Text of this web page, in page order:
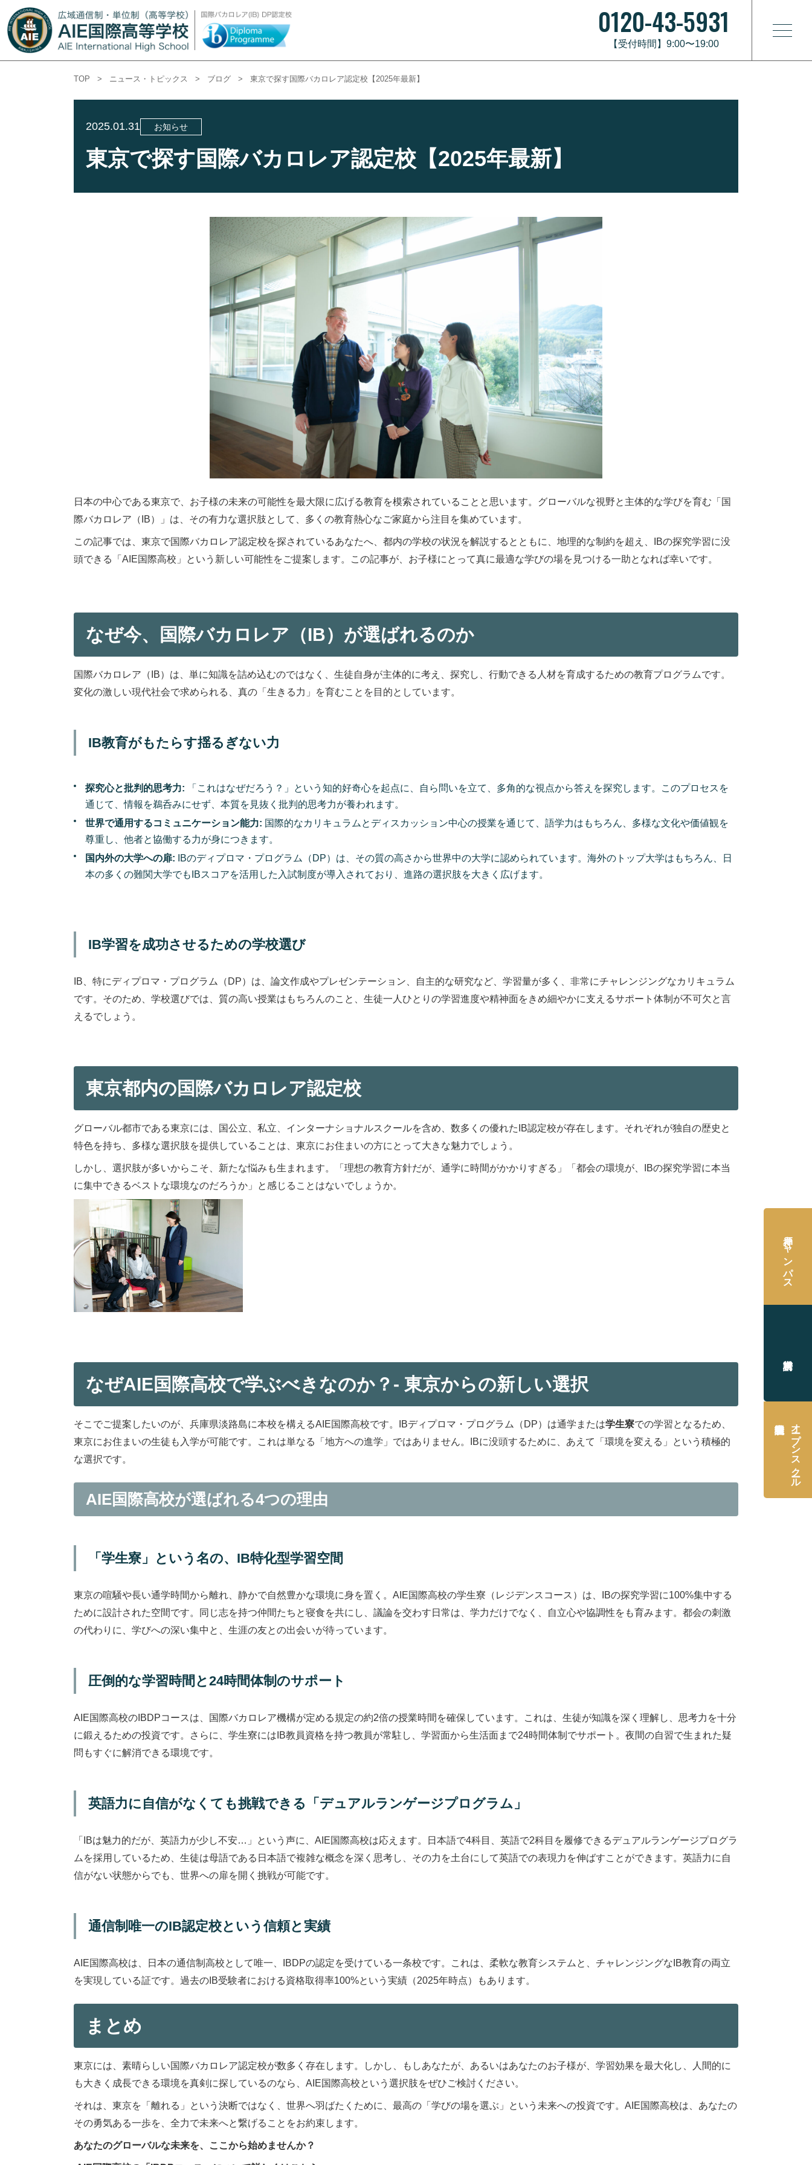
0120-43-5931
【受付時間】9:00〜19:00
TOP > ニュース・トピックス > ブログ > 東京で探す国際バカロレア認定校【2025年最新】
2025.01.31 お知らせ
東京で探す国際バカロレア認定校【2025年最新】
日本の中心である東京で、お子様の未来の可能性を最大限に広げる教育を模索されていることと思います。グローバルな視野と主体的な学びを育む「国
際バカロレア（IB）」は、その有力な選択肢として、多くの教育熱心なご家庭から注目を集めています。
この記事では、東京で国際バカロレア認定校を探されているあなたへ、都内の学校の状況を解説するとともに、地理的な制約を超え、IBの探究学習に没
頭できる「AIE国際高校」という新しい可能性をご提案します。この記事が、お子様にとって真に最適な学びの場を見つける一助となれば幸いです。
なぜ今、国際バカロレア（IB）が選ばれるのか
国際バカロレア（IB）は、単に知識を詰め込むのではなく、生徒自身が主体的に考え、探究し、行動できる人材を育成するための教育プログラムです。
変化の激しい現代社会で求められる、真の「生きる力」を育むことを目的としています。
IB教育がもたらす揺るぎない力
探究心と批判的思考力: 「これはなぜだろう？」という知的好奇心を起点に、自ら問いを立て、多角的な視点から答えを探究します。このプロセスを
通じて、情報を鵜呑みにせず、本質を見抜く批判的思考力が養われます。
世界で通用するコミュニケーション能力: 国際的なカリキュラムとディスカッション中心の授業を通じて、語学力はもちろん、多様な文化や価値観を
尊重し、他者と協働する力が身につきます。
国内外の大学への扉: IBのディプロマ・プログラム（DP）は、その質の高さから世界中の大学に認められています。海外のトップ大学はもちろん、日
本の多くの難関大学でもIBスコアを活用した入試制度が導入されており、進路の選択肢を大きく広げます。
IB学習を成功させるための学校選び
IB、特にディプロマ・プログラム（DP）は、論文作成やプレゼンテーション、自主的な研究など、学習量が多く、非常にチャレンジングなカリキュラム
です。そのため、学校選びでは、質の高い授業はもちろんのこと、生徒一人ひとりの学習進度や精神面をきめ細やかに支えるサポート体制が不可欠と言
えるでしょう。
東京都内の国際バカロレア認定校
グローバル都市である東京には、国公立、私立、インターナショナルスクールを含め、数多くの優れたIB認定校が存在します。それぞれが独自の歴史と
特色を持ち、多様な選択肢を提供していることは、東京にお住まいの方にとって大きな魅力でしょう。
しかし、選択肢が多いからこそ、新たな悩みも生まれます。「理想の教育方針だが、通学に時間がかかりすぎる」「都会の環境が、IBの探究学習に本当
に集中できるベストな環境なのだろうか」と感じることはないでしょうか。
なぜAIE国際高校で学ぶべきなのか？- 東京からの新しい選択
そこでご提案したいのが、兵庫県淡路島に本校を構えるAIE国際高校です。IBディプロマ・プログラム（DP）は通学または学生寮での学習となるため、
東京にお住まいの生徒も入学が可能です。これは単なる「地方への進学」ではありません。IBに没頭するために、あえて「環境を変える」という積極的
な選択です。
AIE国際高校が選ばれる4つの理由
「学生寮」という名の、IB特化型学習空間
東京の喧騒や長い通学時間から離れ、静かで自然豊かな環境に身を置く。AIE国際高校の学生寮（レジデンスコース）は、IBの探究学習に100%集中する
ために設計された空間です。同じ志を持つ仲間たちと寝食を共にし、議論を交わす日常は、学力だけでなく、自立心や協調性をも育みます。都会の刺激
の代わりに、学びへの深い集中と、生涯の友との出会いが待っています。
圧倒的な学習時間と24時間体制のサポート
AIE国際高校のIBDPコースは、国際バカロレア機構が定める規定の約2倍の授業時間を確保しています。これは、生徒が知識を深く理解し、思考力を十分
に鍛えるための投資です。さらに、学生寮にはIB教員資格を持つ教員が常駐し、学習面から生活面まで24時間体制でサポート。夜間の自習で生まれた疑
問もすぐに解消できる環境です。
英語力に自信がなくても挑戦できる「デュアルランゲージプログラム」
「IBは魅力的だが、英語力が少し不安…」という声に、AIE国際高校は応えます。日本語で4科目、英語で2科目を履修できるデュアルランゲージプログラ
ムを採用しているため、生徒は母語である日本語で複雑な概念を深く思考し、その力を土台にして英語での表現力を伸ばすことができます。英語力に自
信がない状態からでも、世界への扉を開く挑戦が可能です。
通信制唯一のIB認定校という信頼と実績
AIE国際高校は、日本の通信制高校として唯一、IBDPの認定を受けている一条校です。これは、柔軟な教育システムと、チャレンジングなIB教育の両立
を実現している証です。過去のIB受験者における資格取得率100%という実績（2025年時点）もあります。
まとめ
東京には、素晴らしい国際バカロレア認定校が数多く存在します。しかし、もしあなたが、あるいはあなたのお子様が、学習効果を最大化し、人間的に
も大きく成長できる環境を真剣に探しているのなら、AIE国際高校という選択肢をぜひご検討ください。
それは、東京を「離れる」という決断ではなく、世界へ羽ばたくために、最高の「学びの場を選ぶ」という未来への投資です。AIE国際高校は、あなたの
その勇気ある一歩を、全力で未来へと繋げることをお約束します。
あなたのグローバルな未来を、ここから始めませんか？
神戸キャンパス
オープンスクール